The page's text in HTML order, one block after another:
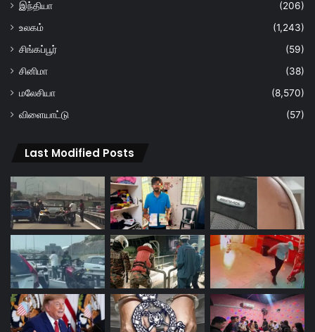
இந்தியா
(206)
உலகம்
(1,243)
சிங்கப்பூர்
(59)
சினிமா
(38)
மலேசியா
(8,570)
விளையாட்டு
(57)
Last Modified Posts